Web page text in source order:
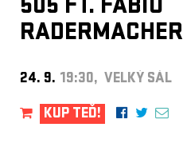
505 FT. FABIO
RADERMACHER
24. 9. 19:30, VELKÝ SÁL
KUP TEĎ!